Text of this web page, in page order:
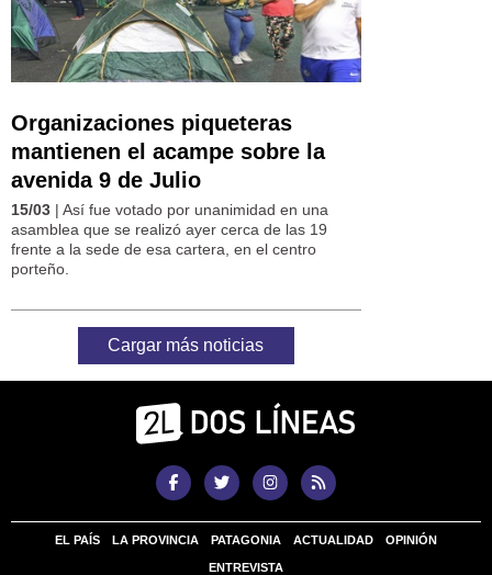
Organizaciones piqueteras
mantienen el acampe sobre la
avenida 9 de Julio
15/03 | Así fue votado por unanimidad en una
asamblea que se realizó ayer cerca de las 19
frente a la sede de esa cartera, en el centro
porteño.
Cargar más noticias
EL PAÍS LA PROVINCIA PATAGONIA ACTUALIDAD OPINIÓN
ENTREVISTA